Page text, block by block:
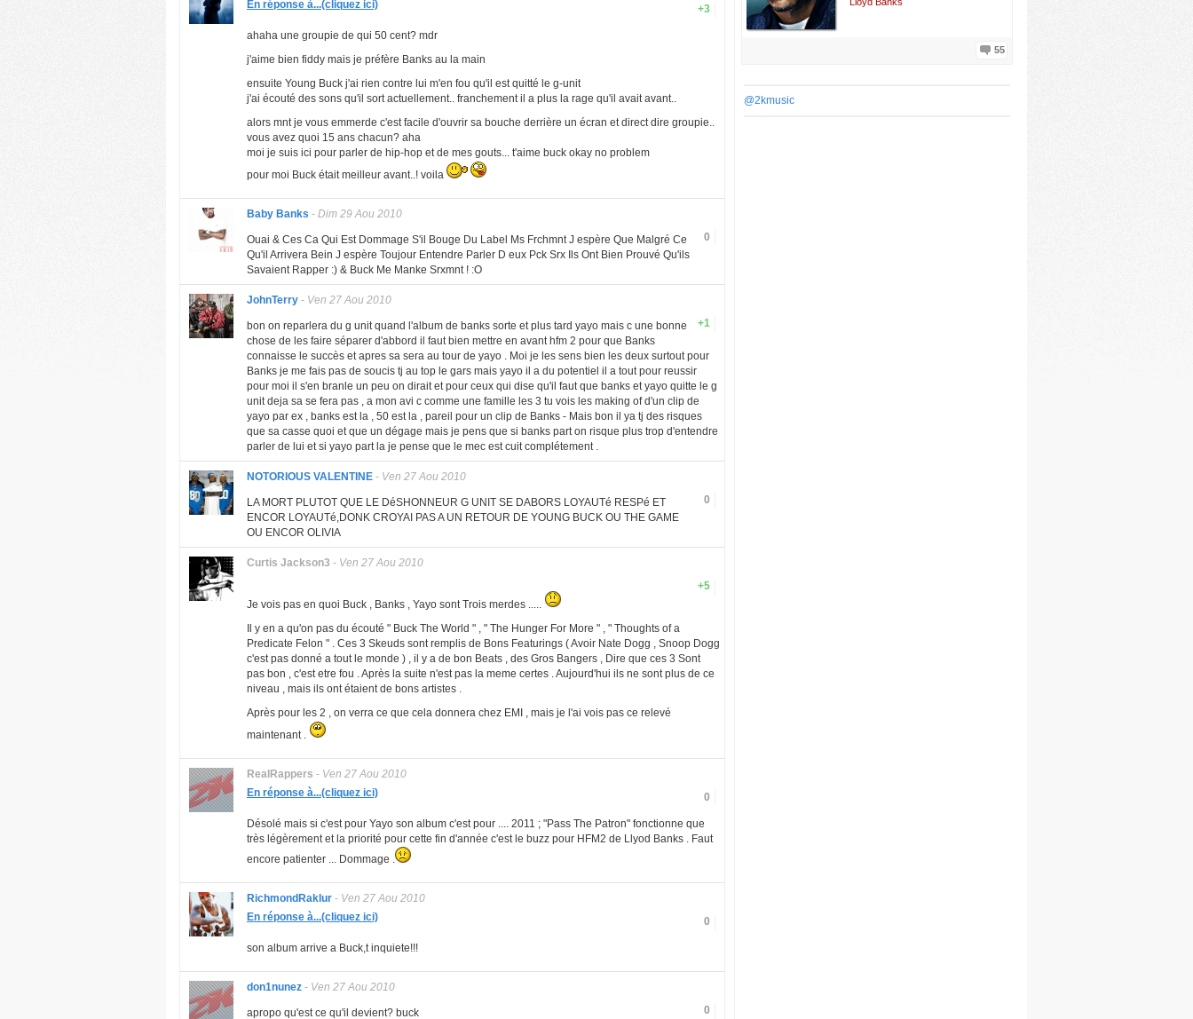
+3
En réponse à...(cliquez ici)
ahaha une groupie de qui 50 cent? mdr
j'aime bien fiddy mais je préfère Banks au la main
ensuite Young Buck j'ai rien contre lui m'en fou qu'il est quitté le g-unit
j'ai écouté des sons qu'il sort actuellement.. franchement il a plus la rage qu'il avait avant..
alors mnt je vous emmerde c'est facile d'ouvrir sa bouche derrière un écran et direct dire groupie..
vous avez quoi 15 ans chacun? aha
moi je suis ici pour parler de hip-hop et de mes gouts... t'aime buck okay no problem
pour moi Buck était meilleur avant..! voila
Baby Banks - Dim 29 Aou 2010
0
Ouai & Ces Ca Qui Est Dommage S'il Bouge Du Label Ms Frchmnt J espère Que Malgré Ce
Qu'il Arrivera Bein J espère Toujour Entendre Parler D eux Pck Srx Ils Ont Bien Prouvé Qu'ils
Savaient Rapper :) & Buck Me Manke Srxmnt ! :O
JohnTerry - Ven 27 Aou 2010
+1
bon on reparlera du g unit quand l'album de banks sorte et plus tard yayo mais c une bonne
chose de les faire séparer d'abbord il faut bien mettre en avant hfm 2 pour que Banks
connaisse le succès et apres sa sera au tour de yayo . Moi je les sens bien les deux surtout pour
Banks je me fais pas de soucis tj au top le gars mais yayo il a du potentiel il a tout pour reussir
pour moi il s'en branle un peu on dirait et pour ceux qui dise qu'il faut que banks et yayo quitte le g
unit deja sa se fera pas , a mon avi c comme une famille les 3 tu vois les making of d'un clip de
yayo par ex , banks est la , 50 est la , pareil pour un clip de Banks - Mais bon il ya tj des risques
que sa casse quoi et que un dégage mais je pens que si banks part on risque plus trop d'entendre
parler de lui et si yayo part la je pense que le mec est cuit complétement .
NOTORIOUS VALENTINE - Ven 27 Aou 2010
0
LA MORT PLUTOT QUE LE DéSHONNEUR G UNIT SE DABORS LOYAUTé RESPé ET
ENCOR LOYAUTé,DONK CROYAI PAS A UN RETOUR DE YOUNG BUCK OU THE GAME
OU ENCOR OLIVIA
Curtis Jackson3 - Ven 27 Aou 2010
+5
Je vois pas en quoi Buck , Banks , Yayo sont Trois merdes .....
Il y en a qu'on pas du écouté " Buck The World " , " The Hunger For More " , " Thoughts of a
Predicate Felon " . Ces 3 Skeuds sont remplis de Bons Featurings ( Avoir Nate Dogg , Snoop Dogg
c'est pas donné a tout le monde ) , il y a de bon Beats , des Gros Bangers , Dire que ces 3 Sont
pas bon , c'est etre fou . Après la suite n'est pas la meme certes . Aujourd'hui ils ne sont plus de ce
niveau , mais ils ont étaient de bons artistes .
Après pour les 2 , on verra ce que cela donnera chez EMI , mais je l'ai vois pas ce relevé
maintenant .
RealRappers - Ven 27 Aou 2010
0
En réponse à...(cliquez ici)
Désolé mais si c'est pour Yayo son album c'est pour .... 2011 ; "Pass The Patron" fonctionne que
très légèrement et la priorité pour cette fin d'année c'est le buzz pour HFM2 de Llyod Banks . Faut
encore patienter ... Dommage .
RichmondRaklur - Ven 27 Aou 2010
0
En réponse à...(cliquez ici)
son album arrive a Buck,t inquiete!!!
don1nunez - Ven 27 Aou 2010
0
apropo qu'est ce qu'il devient? buck
55
@2kmusic